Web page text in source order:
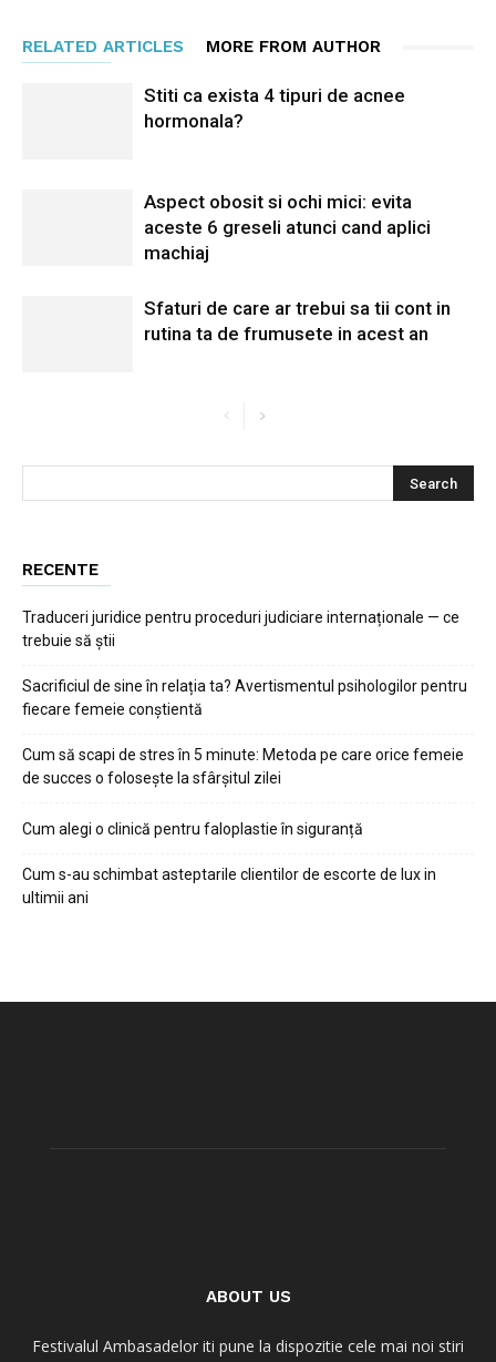
RELATED ARTICLES MORE FROM AUTHOR
Stiti ca exista 4 tipuri de acnee
hormonala?
Aspect obosit si ochi mici: evita
aceste 6 greseli atunci cand aplici
machiaj
Sfaturi de care ar trebui sa tii cont in
rutina ta de frumusete in acest an
RECENTE
Traduceri juridice pentru proceduri judiciare internaționale — ce
trebuie să știi
Sacrificiul de sine în relația ta? Avertismentul psihologilor pentru
fiecare femeie conștientă
Cum să scapi de stres în 5 minute: Metoda pe care orice femeie
de succes o folosește la sfârșitul zilei
Cum alegi o clinică pentru faloplastie în siguranță
Cum s-au schimbat asteptarile clientilor de escorte de lux in
ultimii ani
ABOUT US
Festivalul Ambasadelor iti pune la dispozitie cele mai noi stiri